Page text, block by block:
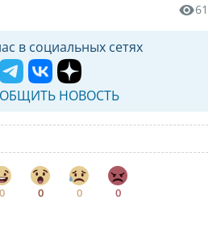
61
в социальных сетях
НОВОСТЬ
0 0 0 0